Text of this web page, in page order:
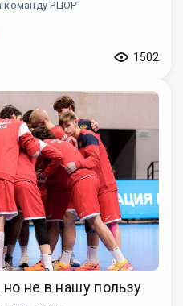
команду РЦОР
1502
не в нашу пользу